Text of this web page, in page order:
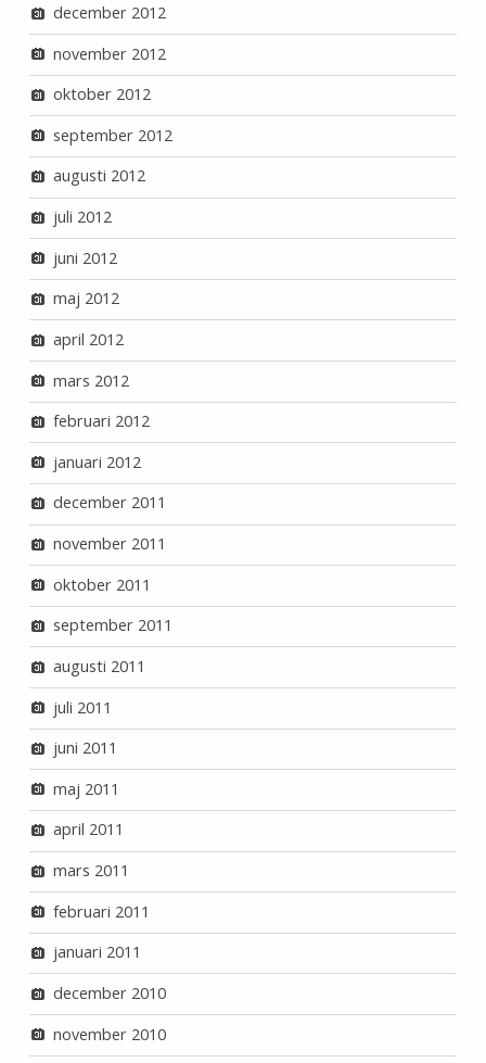
december 2012
november 2012
oktober 2012
september 2012
augusti 2012
juli 2012
juni 2012
maj 2012
april 2012
mars 2012
februari 2012
januari 2012
december 2011
november 2011
oktober 2011
september 2011
augusti 2011
juli 2011
juni 2011
maj 2011
april 2011
mars 2011
februari 2011
januari 2011
december 2010
november 2010